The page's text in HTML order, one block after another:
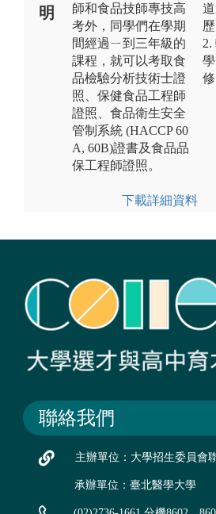
明
師和食品技師專技高
考外，同學們在學期
間經過ㄧ到三年級的
課程，就可以考取食
品檢驗分析技術士證
照、保健食品工程師
證照、食品衛生安全
管制系統 (HACCP 60
A, 60B)證書及食品品
保工程師證照。
下載詳細資料
歷
2.
聯絡我們
主辦單位：大學招生委員會
承辦單位：臺北醫學大學